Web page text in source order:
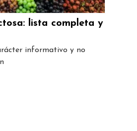
lista completa y
informativo y no